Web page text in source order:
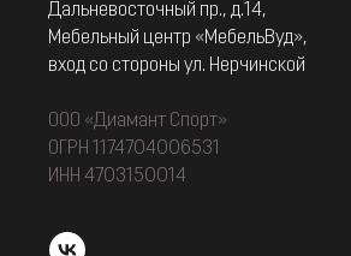
Дальневосточный пр., д.14,
Мебельный центр «МебельВуд»,
вход со стороны ул. Нерчинской
ООО «Диамант Спорт»
ОГРН 1174704006531
ИНН 4703150014